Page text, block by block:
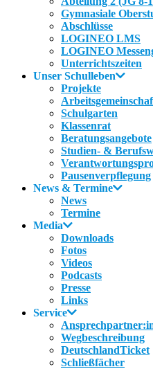
Gymnasiale
Abschlüsse
LOGINEO LMS
LOGINEO
Unterrichtszeiten
Unser Schulleben
Projekte
Schulgarten
Klassenrat
Beratungsangebote
Studien- &
Pausenverpflegung
News & Termine
News
Termine
Media
Downloads
Fotos
Videos
Podcasts
Presse
Links
Service
Wegbeschreibung
DeutschlandTicket
Schließfächer